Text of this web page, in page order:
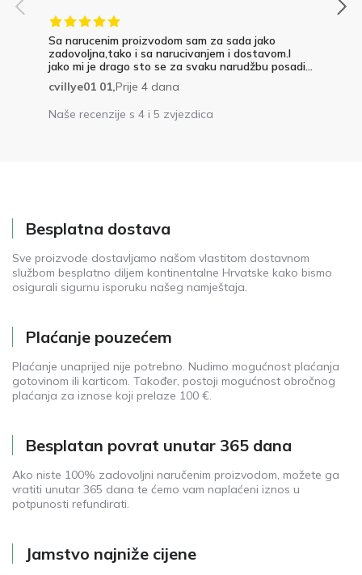
Sa narucenim proizvodom sam za sada jako
zadovoljna,tako i sa narucivanjem i dostavom.I
jako mi je drago sto se za svaku narudžbu posadi...
cvillye01 01,Prije 4 dana
Naše recenzije s 4 i 5 zvjezdica
Besplatna dostava
Sve proizvode dostavljamo našom vlastitom dostavnom
službom besplatno diljem kontinentalne Hrvatske kako bismo
osigurali sigurnu isporuku našeg namještaja.
Plaćanje pouzećem
Plaćanje unaprijed nije potrebno. Nudimo mogućnost plaćanja
gotovinom ili karticom. Također, postoji mogućnost obročnog
plaćanja za iznose koji prelaze 100 €.
Besplatan povrat unutar 365 dana
Ako niste 100% zadovoljni naručenim proizvodom, možete ga
vratiti unutar 365 dana te ćemo vam naplaćeni iznos u
potpunosti refundirati.
Jamstvo najniže cijene